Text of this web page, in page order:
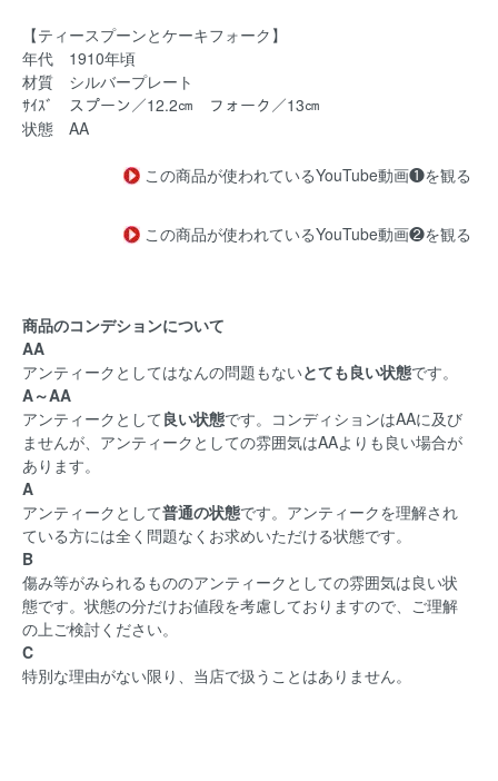
【ティースプーンとケーキフォーク】
年代 1910年頃
材質 シルバープレート
ｻｲｽﾞ スプーン／12.2㎝ フォーク／13㎝
状態 AA
この商品が使われているYouTube動画❶を観る
この商品が使われているYouTube動画❷を観る
商品のコンデションについて
AA
アンティークとしてはなんの問題もないとても良い状態です。
A～AA
アンティークとして 良い状態です。コンディションはAAに及び
ませんが、アンティークとしての雰囲気はAAよりも良い場合が
あります。
A
アンティークとして普通の状態です。アンティークを理解され
ている方には全く問題なくお求めいただける状態です。
B
傷み等がみられるもののアンティークとしての雰囲気は良い状
態です。状態の分だけお値段を考慮しておりますので、ご理解
の上ご検討ください。
C
特別な理由がない限り、当店で扱うことはありません。